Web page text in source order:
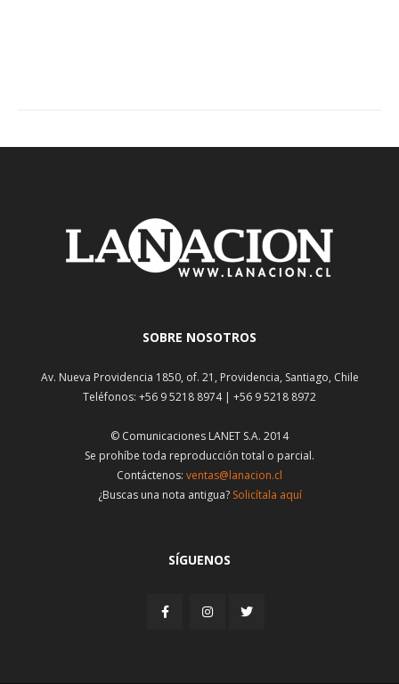
SOBRE NOSOTROS
Av. Nueva Providencia 1850, of. 21, Providencia, Santiago, Chile
Teléfonos: +56 9 5218 8974 | +56 9 5218 8972
© Comunicaciones LANET S.A. 2014
Se prohíbe toda reproducción total o parcial.
Contáctenos: ventas@lanacion.cl
¿Buscas una nota antigua? Solicítala aquí
SÍGUENOS